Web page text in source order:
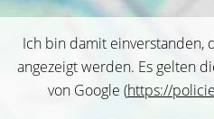
Ich bin damit einverstanden,
angezeigt werden. Es gelten
von Google (https://